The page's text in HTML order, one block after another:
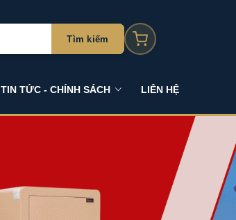
Tìm kiếm
TIN TỨC - CHÍNH SÁCH LIÊN HỆ